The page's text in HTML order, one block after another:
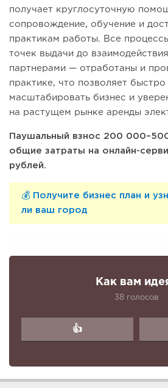
получает круглосуточную
сопровождение, обучение и
практикам работы. Все
точек выдачи до
партнерами — отработаны и
практике, что позволяет быстро
масштабировать бизнес и
на растущем рынке аренды
Паушальный взнос 200
общие затраты на онлайн-
рублей.
💰 Получите бизнес план и
ли ваш город
Как вам
38 голосов
👍